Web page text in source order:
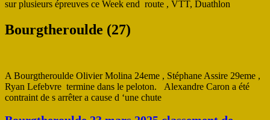
sur plusieurs épreuves ce Week end route , VTT, Duathlon
Bourgtheroulde (27)
A Bourgtheroulde Olivier Molina 24eme , Stéphane Assire 29eme ,
Ryan Lefebvre termine dans le peloton. Alexandre Caron a été
contraint de s arrêter a cause d ‘une chute